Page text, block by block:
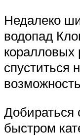
Недалеко
водопад
спуститься
Добираться
быстром